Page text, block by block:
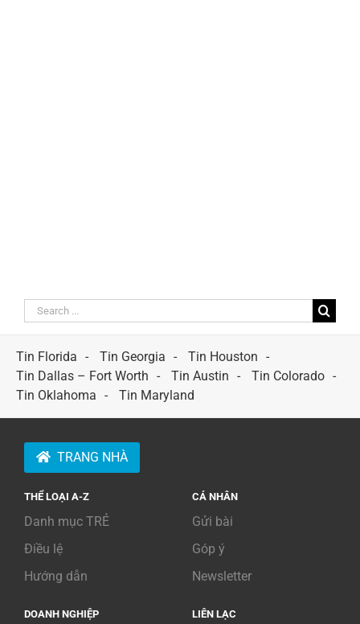
Search
for:
Tin Florida
Tin Georgia
Tin Houston
Tin Dallas – Fort Worth
Tin Austin
Tin Colorado
Tin Oklahoma
Tin Maryland
TRANG NHÀ
THỂ LOẠI A-Z
Danh mục TRẺ
Điều lệ
Hướng dẫn
CÁ NHÂN
Gửi bài
Góp ý
Newsletter
DOANH NGHIỆP LIÊN LẠC